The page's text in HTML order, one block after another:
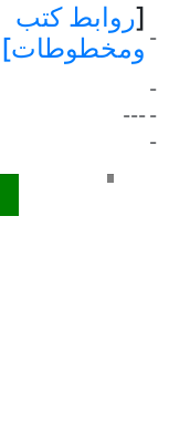
-
[روابط كتب
ومخطوطات]
-
-
-
---